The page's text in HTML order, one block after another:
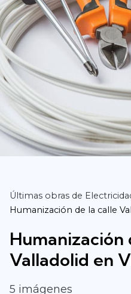
Últimas obras de
Humanización de la calle
Humanización
Valladolid en
5 imágenes